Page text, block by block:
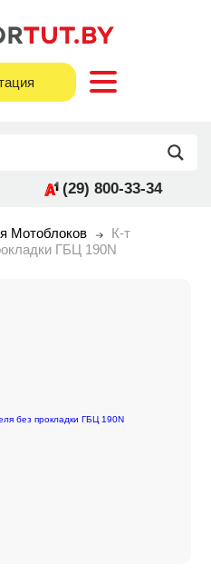
(29) 800-33-34
Мотоблоков
К-т
ГБЦ 190N